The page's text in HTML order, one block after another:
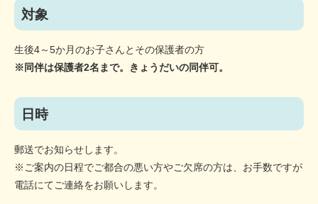
対象
生後4～5か月のお子さんとその保護者の方
※同伴は保護者2名まで。きょうだいの同伴可。
日時
郵送でお知らせします。
※ご案内の日程でご都合の悪い方やご欠席の方は、お手数ですが
電話にてご連絡をお願いします。